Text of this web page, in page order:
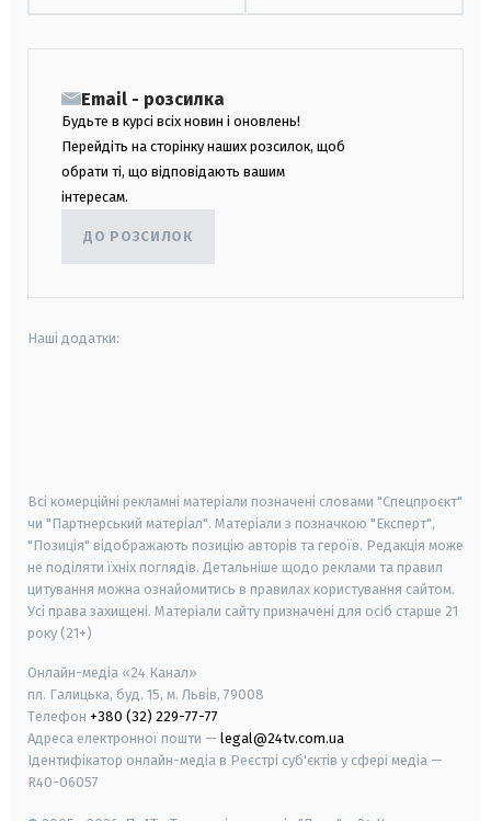
Email - розсилка
Будьте в курсі всіх новин і оновлень!
Перейдіть на сторінку наших розсилок, щоб
обрати ті, що відповідають вашим
інтересам.
ДО РОЗСИЛОК
Наші додатки:
Всі комерційні рекламні матеріали позначені словами "Спецпроєкт"
чи "Партнерський матеріал". Матеріали з позначкою "Експерт",
"Позиція" відображають позицію авторів та героїв. Редакція може
не поділяти їхніх поглядів. Детальніше щодо реклами та правил
цитування можна ознайомитись в правилах користування сайтом.
Усі права захищені. Матеріали сайту призначені для осіб старше 21
року (21+)
Онлайн-медіа «24 Канал»
пл. Галицька, буд. 15, м. Львів, 79008
Телефон +380 (32) 229-77-77
Адреса електронної пошти — legal@24tv.com.ua
Ідентифікатор онлайн-медіа в Реєстрі суб'єктів у сфері медіа —
R40-06057